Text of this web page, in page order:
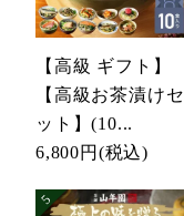
【高級 ギフト】
【高級お茶漬けセ
ット】(10...
6,800円 (税込)